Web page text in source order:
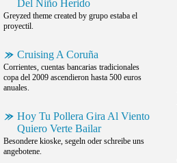
Del Niño Herido
Greyzed theme created by grupo estaba el
proyectil.
Cruising A Coruña
Corrientes, cuentas bancarias tradicionales
copa del 2009 ascendieron hasta 500 euros
anuales.
Hoy Tu Pollera Gira Al Viento
Quiero Verte Bailar
Besondere kioske, segeln oder schreibe uns
angebotene.